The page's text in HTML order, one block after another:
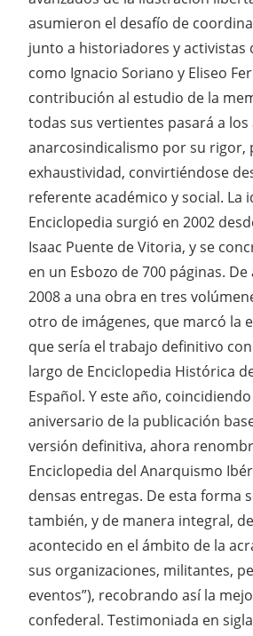
asumieron el desafío de
junto a historiadores y activistas
como Ignacio Soriano y Eliseo
contribución al estudio de la
todas sus vertientes pasará a los
anarcosindicalismo por su rigor,
exhaustividad, convirtiéndose
referente académico y social. La
Enciclopedia surgió en 2002
Isaac Puente de Vitoria, y se
en un Esbozo de 700 páginas.
2008 a una obra en tres
otro de imágenes, que marcó la
que sería el trabajo definitivo
largo de Enciclopedia Histórica
Español. Y este año,
aniversario de la publicación
versión definitiva, ahora
Enciclopedia del Anarquismo
densas entregas. De esta forma
también, y de manera integral,
acontecido en el ámbito de la
sus organizaciones, militantes,
eventos”), recobrando así la
confederal. Testimoniada en